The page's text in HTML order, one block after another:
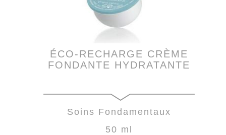
ÉCO-RECHARGE CRÈME
FONDANTE HYDRATANTE
Soins Fondamentaux
50 ml